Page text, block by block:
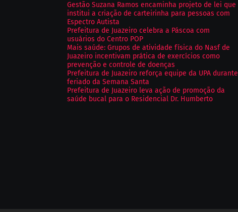
Gestão Suzana Ramos encaminha projeto de lei que
institui a criação de carteirinha para pessoas com
Espectro Autista
Prefeitura de Juazeiro celebra a Páscoa com
usuários do Centro POP
Mais saúde: Grupos de atividade física do Nasf de
Juazeiro incentivam prática de exercícios como
prevenção e controle de doenças
Prefeitura de Juazeiro reforça equipe da UPA durante
feriado da Semana Santa
Prefeitura de Juazeiro leva ação de promoção da
saúde bucal para o Residencial Dr. Humberto